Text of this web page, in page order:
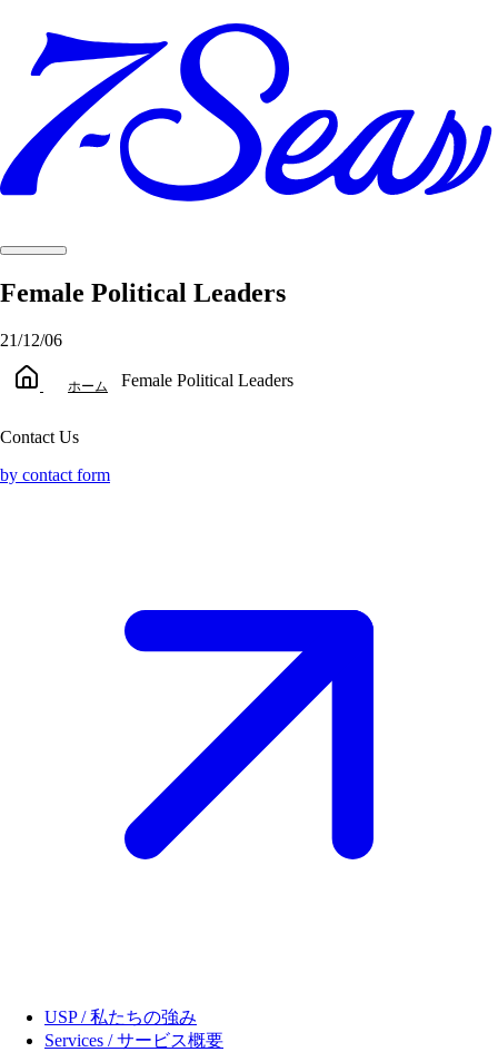
Female Political Leaders
21/12/06
ホーム Female Political Leaders
Contact Us
by contact form
USP / 私たちの強み
Services / サービス概要